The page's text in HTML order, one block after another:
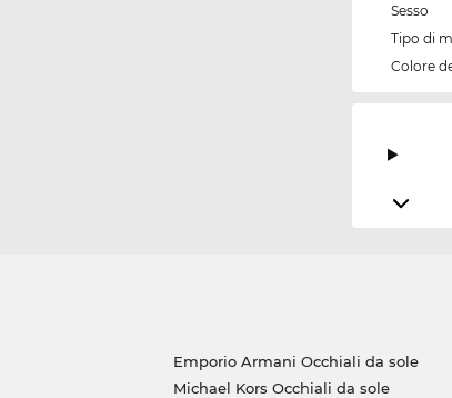
Sesso
Tipo di
Colore
Emporio Armani Occhiali da sole
Michael Kors Occhiali da sole